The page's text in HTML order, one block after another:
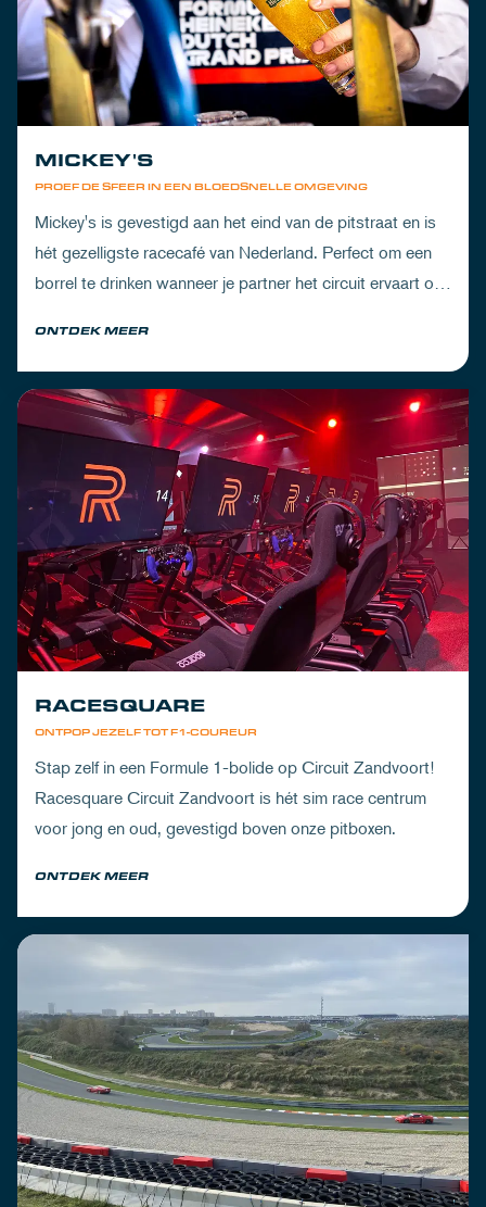
PROEF DE SFEER IN EEN BLOEDSNELLE OMGEVING
MICKEY'S
Mickey's is gevestigd aan het eind van de pitstraat en is
hét gezelligste racecafé van Nederland. Perfect om een
borrel te drinken wanneer je partner het circuit ervaart of
ONTDEK MEER
ONTPOP JEZELF TOT F1-COUREUR
RACESQUARE
Stap zelf in een Formule 1-bolide op Circuit Zandvoort!
Racesquare Circuit Zandvoort is hét sim race centrum
voor jong en oud, gevestigd boven onze pitboxen.
ONTDEK MEER